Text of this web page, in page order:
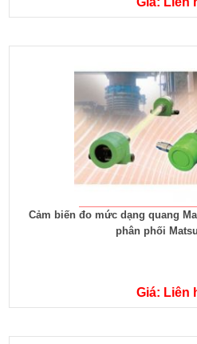
Cảm biến đo mức dạng quang
phân phối
Giá: Liên